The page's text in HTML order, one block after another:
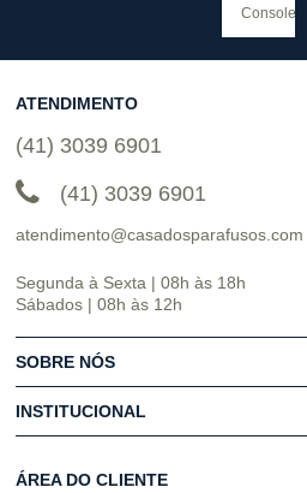
ATENDIMENTO
(41) 3039 6901
(41) 3039 6901
atendimento@casadosparafusos.com
Segunda à Sexta | 08h às 18h
Sábados | 08h às 12h
SOBRE NÓS
INSTITUCIONAL
ÁREA DO CLIENTE